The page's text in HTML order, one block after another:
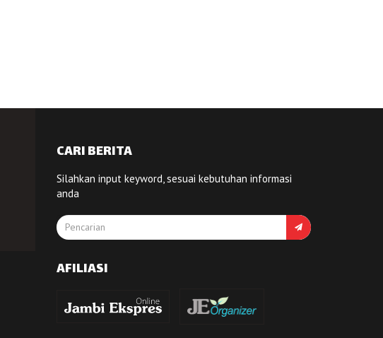
CARI BERITA
Silahkan input keyword, sesuai kebutuhan informasi
anda
AFILIASI